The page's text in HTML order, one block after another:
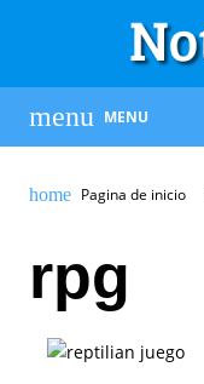
MENU
Pagina de inicio
rpg